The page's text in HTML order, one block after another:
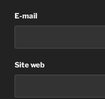
E-mail
Site web